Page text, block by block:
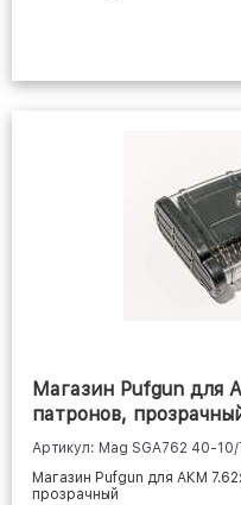
Магазин Pufgun для
патронов,
Артикул: Mag SGA762 40-10/
Магазин Pufgun для АКМ
прозрачный